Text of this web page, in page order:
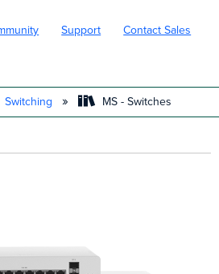
Support Contact Sales
GLOBAL
Switching MS - Switches